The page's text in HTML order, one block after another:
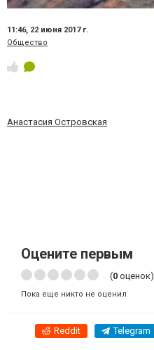
11:46, 22 июня 2017 г.
Общество
Анастасия Островская
Оцените первым
(0 оценок)
Пока еще никто не оценил
Reddit Telegram